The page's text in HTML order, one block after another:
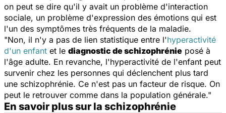
on peut se dire qu'il y avait un problème d'interaction
sociale, un problème d'expression des émotions qui est
l'un des symptômes très fréquents de la maladie.
"Non, il n'y a pas de lien statistique entre l'hyperactivité
d'un enfant et le diagnostic de schizophrénie posé à
l'âge adulte. En revanche, l'hyperactivité de l'enfant peut
survenir chez les personnes qui déclenchent plus tard
une schizophrénie. Ce n'est pas un facteur de risque. On
peut le retrouver comme dans la population générale."
En savoir plus sur la schizophrénie